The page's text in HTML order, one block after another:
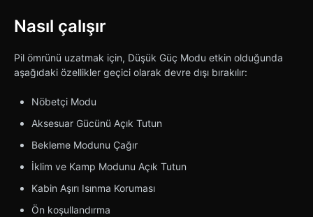
Nasıl çalışır
Pil ömrünü uzatmak için, Düşük Güç Modu etkin olduğunda
aşağıdaki özellikler geçici olarak devre dışı bırakılır:
Nöbetçi Modu
Aksesuar Gücünü Açık Tutun
Bekleme Modunu Çağır
İklim ve Kamp Modunu Açık Tutun
Kabin Aşırı Isınma Koruması
Ön koşullandırma